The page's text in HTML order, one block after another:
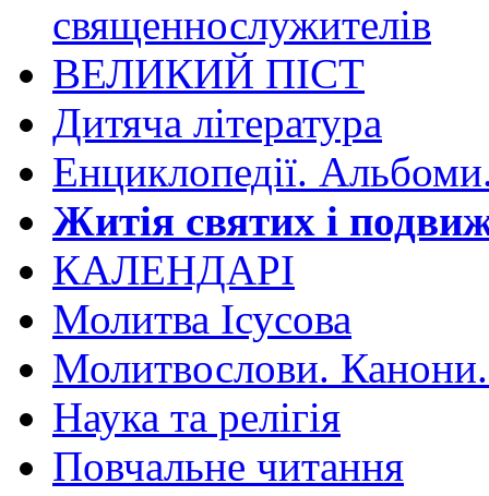
священнослужителів
ВЕЛИКИЙ ПІСТ
Дитяча література
Енциклопедії.
Житія святих і
КАЛЕНДАРІ
Молитва Ісусова
Молитвослови.
Наука та релігія
Повчальне читання